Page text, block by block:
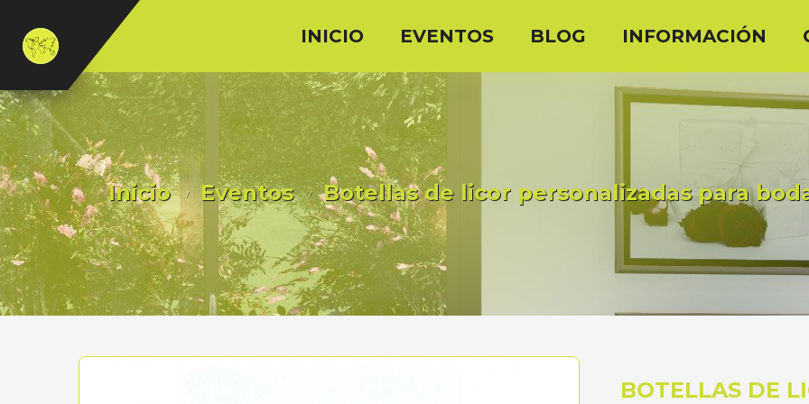
INICIO EVENTOS BLOG INFORMACIÓN
Inicio Eventos Botellas de licor personalizadas para
BOTELLAS DE